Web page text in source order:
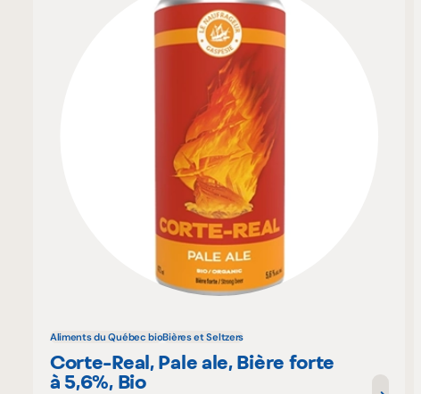
Aliments du Québec bioBières et Seltzers
Corte-Real, Pale ale, Bière forte
à 5,6%, Bio